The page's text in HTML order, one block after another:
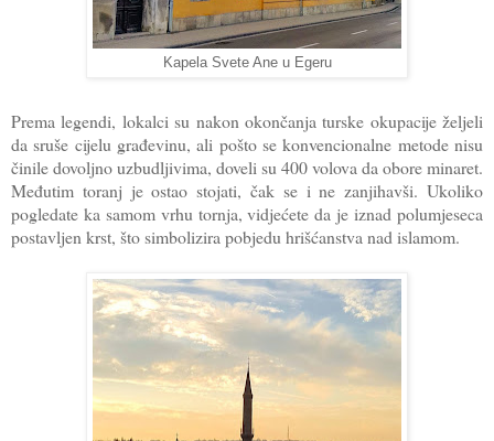
Kapela Svete Ane u Egeru
Prema legendi, lokalci su nakon okončanja turske okupacije željeli
da sruše cijelu građevinu, ali pošto se konvencionalne metode nisu
činile dovoljno uzbudljivima, doveli su 400 volova da obore minaret.
Međutim toranj je ostao stojati, čak se i ne zanjihavši. Ukoliko
pogledate ka samom vrhu tornja, vidjećete da je iznad polumjeseca
postavljen krst, što simbolizira pobjedu hrišćanstva nad islamom.